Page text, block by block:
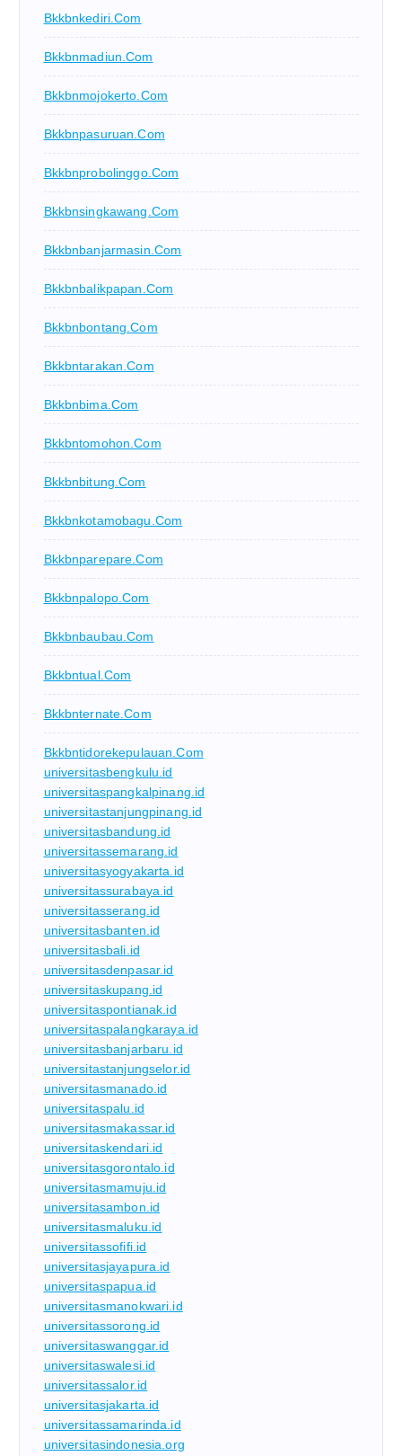
Bkkbnkediri.com
Bkkbnmadiun.com
Bkkbnmojokerto.com
Bkkbnpasuruan.com
Bkkbnprobolinggo.com
Bkkbnsingkawang.com
Bkkbnbanjarmasin.com
Bkkbnbalikpapan.com
Bkkbnbontang.com
Bkkbntarakan.com
Bkkbnbima.com
Bkkbntomohon.com
Bkkbnbitung.com
Bkkbnkotamobagu.com
Bkkbnparepare.com
Bkkbnpalopo.com
Bkkbnbaubau.com
Bkkbntual.com
Bkkbnternate.com
Bkkbntidorekepulauan.com
universitasbengkulu.id
universitaspangkalpinang.id
universitastanjungpinang.id
universitasbandung.id
universitassemarang.id
universitasyogyakarta.id
universitassurabaya.id
universitasserang.id
universitasbanten.id
universitasbali.id
universitasdenpasar.id
universitaskupang.id
universitaspontianak.id
universitaspalangkaraya.id
universitasbanjarbaru.id
universitastanjungselor.id
universitasmanado.id
universitaspalu.id
universitasmakassar.id
universitaskendari.id
universitasgorontalo.id
universitasmamuju.id
universitasambon.id
universitasmaluku.id
universitassofifi.id
universitasjayapura.id
universitaspapua.id
universitasmanokwari.id
universitassorong.id
universitaswanggar.id
universitaswalesi.id
universitassalor.id
universitasjakarta.id
universitassamarinda.id
universitasindonesia.org